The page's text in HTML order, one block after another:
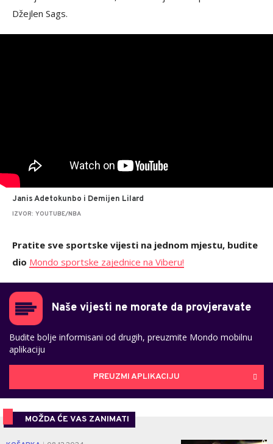
Džejlen Sags.
Janis Adetokunbo i Demijen Lilard
IZVOR: YOUTUBE/NBA
Pratite sve sportske vijesti na jednom mjestu, budite
dio Mondo sportske zajednice na Viberu!
Naše vijesti ne morate da provjeravate
Budite bolje informisani od drugih, preuzmite Mondo mobilnu
aplikaciju
PREUZMI APLIKACIJU
MOŽDA ĆE VAS ZANIMATI
0